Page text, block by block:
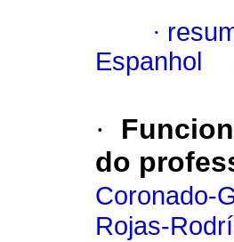
·
Espanhol
·
do
Coronado-
Rojas-